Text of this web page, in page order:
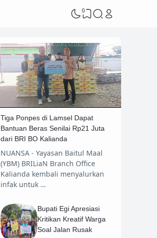
0
Tiga Ponpes di Lamsel Dapat
Bantuan Beras Senilai Rp21 Juta
dari BRI BO Kalianda
NUANSA - Yayasan Baitul Maal
(YBM) BRILiaN Branch Office
Kalianda kembali menyalurkan
infak untuk …
Bupati Egi Apresiasi
Kritikan Kreatif Warga
Soal Jalan Rusak